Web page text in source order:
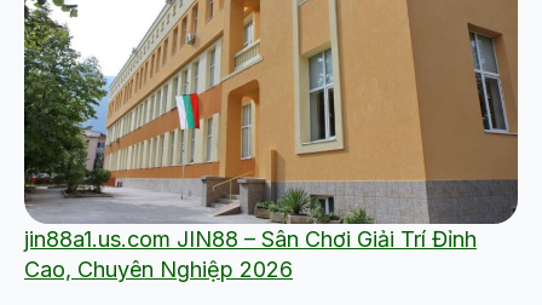
jin88a1.us.com JIN88 – Sân Chơi Giải Trí Đỉnh
Cao, Chuyên Nghiệp 2026